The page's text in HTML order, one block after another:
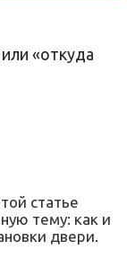
«откуда
статье
тему: как и
двери.